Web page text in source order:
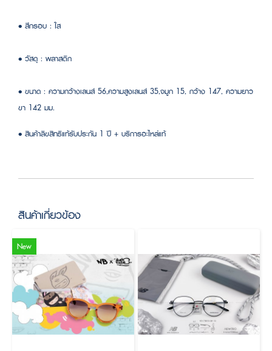
• สีกรอบ : ใส
• วัสดุ : พลาสติก
• ขนาด : ความกว้างเลนส์ 56,ความสูงเลนส์ 35,จมูก 15, กว้าง 147, ความยาว
ขา 142 มม.
• สินค้าลิขสิทธิแท้รับประกัน 1 ปี + บริการอะไหล่แท้
สินค้าเกี่ยวข้อง
New